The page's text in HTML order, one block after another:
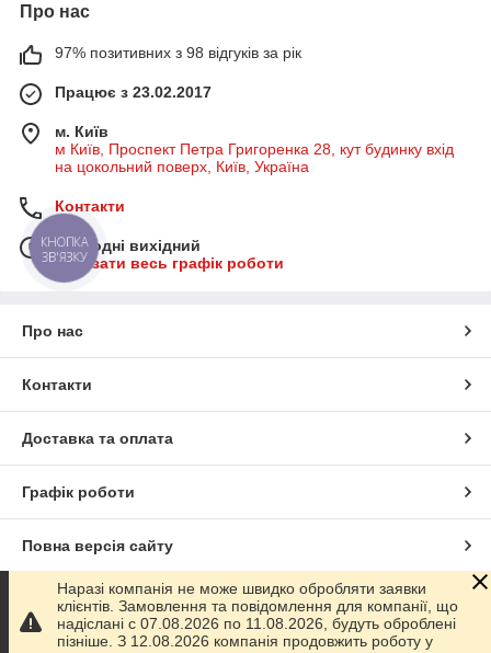
Про нас
97% позитивних з 98 відгуків за рік
Працює з 23.02.2017
м. Київ
м Київ, Проспект Петра Григоренка 28, кут будинку вхід
на цокольний поверх, Київ, Україна
Контакти
Сьогодні вихідний
Показати весь графік роботи
Про нас
Контакти
Доставка та оплата
Графік роботи
Повна версія сайту
Сайт створено на маркетплейсіProm.ua
Наразі компанія не може швидко обробляти заявки
клієнтів. Замовлення та повідомлення для компанії, що
надіслані с 07.08.2026 по 11.08.2026, будуть оброблені
пізніше. З 12.08.2026 компанія продовжить роботу у
КНОПКА
ЗВ'ЯЗКУ